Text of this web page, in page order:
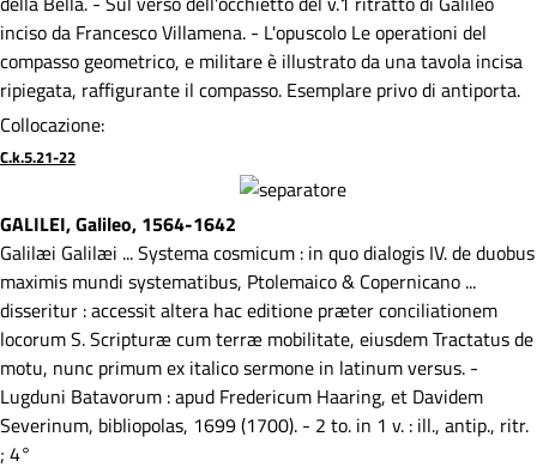
inciso da Francesco Villamena. - L'opuscolo Le operationi del
compasso geometrico, e militare è illustrato da una tavola incisa
ripiegata, raffigurante il compasso. Esemplare privo di antiporta.
Collocazione:
C.k.5.21-22
GALILEI, Galileo, 1564-1642
Galilæi Galilæi ... Systema cosmicum : in quo dialogis IV. de duobus
maximis mundi systematibus, Ptolemaico & Copernicano ...
disseritur : accessit altera hac editione præter conciliationem
locorum S. Scripturæ cum terræ mobilitate, eiusdem Tractatus de
motu, nunc primum ex italico sermone in latinum versus. -
Lugduni Batavorum : apud Fredericum Haaring, et Davidem
Severinum, bibliopolas, 1699 (1700). - 2 to. in 1 v. : ill., antip., ritr.
; 4°